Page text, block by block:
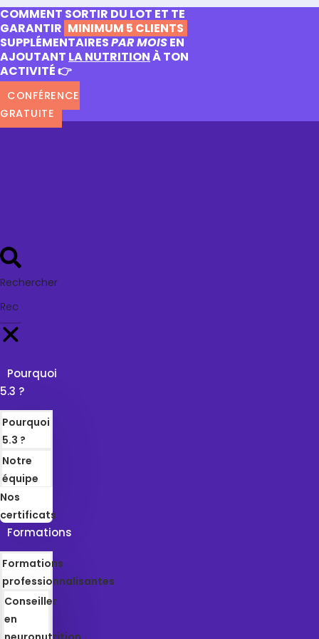
COMMENT SORTIR DU LOT ET TE
GARANTIR MINIMUM 5 CLIENTS
SUPPLÉMENTAIRESPAR MOISEN
AJOUTANT LA NUTRITIONÀ TON
ACTIVITÉ 👉
CONFÉRENCE
GRATUITE
Rechercher
Pourquoi
5.3 ?
Pourquoi
5.3 ?
Notre
équipe
Nos
certificats
Formations
Formations
professionnalisantes
Conseiller
en